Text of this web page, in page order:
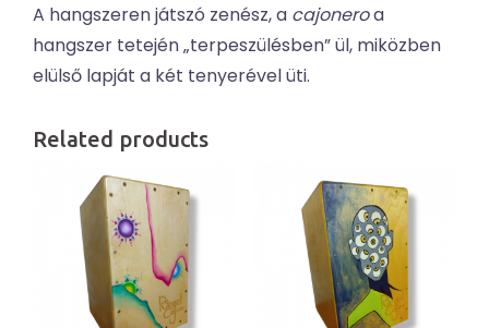
A hangszeren játszó zenész, a cajoneroa
hangszer tetején „terpeszülésben” ül, miközben
elülső lapját a két tenyerével üti.
Related products